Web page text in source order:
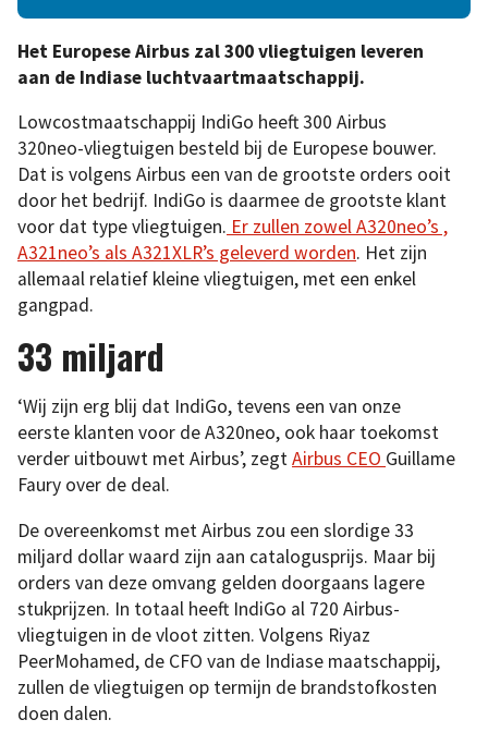
Het Europese Airbus zal 300 vliegtuigen leveren
aan de Indiase luchtvaartmaatschappij.
Lowcostmaatschappij IndiGo heeft 300 Airbus
320neo-vliegtuigen besteld bij de Europese bouwer.
Dat is volgens Airbus een van de grootste orders ooit
door het bedrijf. IndiGo is daarmee de grootste klant
voor dat type vliegtuigen. Er zullen zowel A320neo’s ,
A321neo’s als A321XLR’s geleverd worden. Het zijn
allemaal relatief kleine vliegtuigen, met een enkel
gangpad.
33 miljard
‘Wij zijn erg blij dat IndiGo, tevens een van onze
eerste klanten voor de A320neo, ook haar toekomst
verder uitbouwt met Airbus’, zegtAirbus CEO Guillame
Faury over de deal.
De overeenkomst met Airbus zou een slordige 33
miljard dollar waard zijn aan catalogusprijs. Maar bij
orders van deze omvang gelden doorgaans lagere
stukprijzen. In totaal heeft IndiGo al 720 Airbus-
vliegtuigen in de vloot zitten. Volgens Riyaz
PeerMohamed, de CFO van de Indiase maatschappij,
zullen de vliegtuigen op termijn de brandstofkosten
doen dalen.